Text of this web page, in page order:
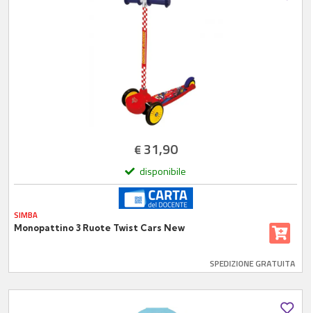
€31,90
disponibile
SIMBA
Monopattino 3 Ruote Twist Cars New
SPEDIZIONE GRATUITA